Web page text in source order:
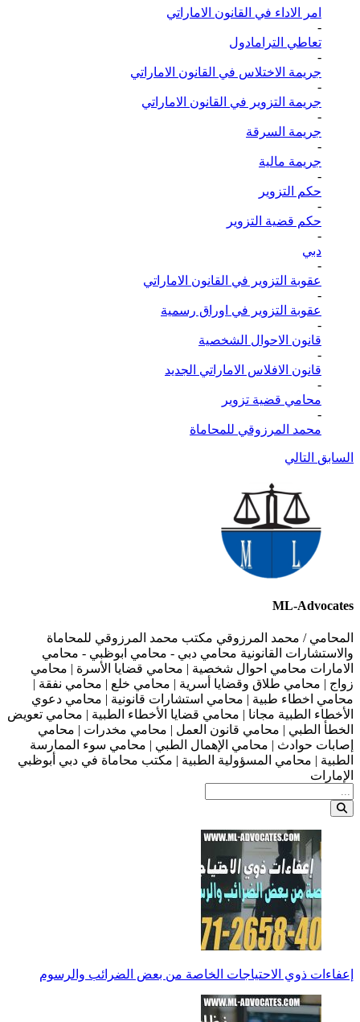
امر الاداء في القانون الاماراتي
-
تعاطي الترامادول
-
جريمة الاختلاس في القانون الاماراتي
-
جريمة التزوير في القانون الاماراتي
-
جريمة السرقة
-
جريمة مالية
-
حكم التزوير
-
حكم قضية التزوير
-
دبي
-
عقوبة التزوير في القانون الاماراتي
-
عقوبة التزوير في اوراق رسمية
-
قانون الاحوال الشخصية
-
قانون الافلاس الاماراتي الجديد
-
محامي قضية تزوير
-
محمد المرزوقي للمحاماة
السابق التالي
ML-Advocates
المحامي / محمد المرزوقي مكتب محمد المرزوقي للمحاماة
والاستشارات القانونية محامي دبي - محامي ابوظبي - محامي
الامارات محامي احوال شخصية | محامي قضايا الأسرة | محامي
زواج | محامي طلاق وقضايا أسرية | محامي خلع | محامي نفقة |
محامي اخطاء طبية | محامي استشارات قانونية | محامي دعوي
الأخطاء الطبية مجانا | محامي قضايا الأخطاء الطبية | محامي تعويض
الخطأ الطبي | محامي قانون العمل | محامي مخدرات | محامي
إصابات حوادث | محامي الإهمال الطبي | محامي سوء الممارسة
الطبية | محامي المسؤولية الطبية | مكتب محاماة في دبي أبوظبي
الإمارات
إعفاءات ذوي الاحتياجات الخاصة من بعض الضرائب والرسوم